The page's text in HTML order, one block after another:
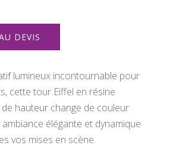
DEVIS
lumineux incontournable pour
cette tour Eiffel en résine
de hauteur change de couleur
élégante et dynamique
vos mises en scène.